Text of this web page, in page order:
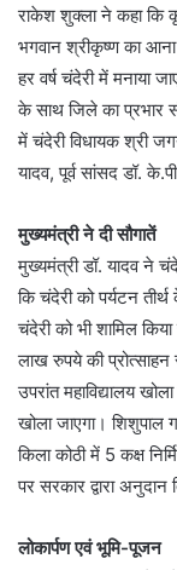
राकेश शुक्ला ने कहा कि
भगवान श्रीकृष्ण का
हर वर्ष चंदेरी में मनाया
के साथ जिले का प्रभार
में चंदेरी विधायक श्री
यादव, पूर्व सांसद डॉ.
मुख्यमंत्री ने दी सौगातें
मुख्यमंत्री डॉ. यादव ने
कि चंदेरी को पर्यटन
चंदेरी को भी शामिल
लाख रुपये की प्रोत्साहन
उपरांत महाविद्यालय
खोला जाएगा। शिशुपाल
किला कोठी में 5 कक्ष
पर सरकार द्वारा अनुदान
लोकार्पण एवं भूमि-पूजन